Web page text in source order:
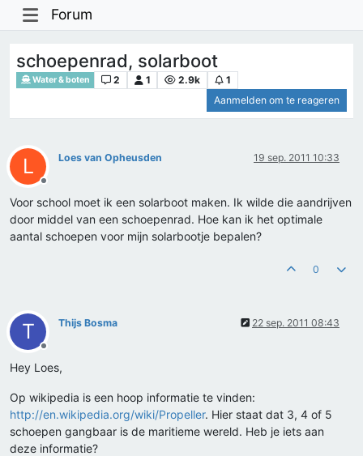
Forum
schoepenrad, solarboot
Water & boten 2 1 2.9k
1
Aanmelden om te reageren
L
Offline
Loes van Opheusden 19 sep. 2011 10:33
Voor school moet ik een solarboot maken. Ik wilde die aandrijven
door middel van een schoepenrad. Hoe kan ik het optimale
aantal schoepen voor mijn solarbootje bepalen?
0
T
Offline
Thijs Bosma 22 sep. 2011 08:43
Hey Loes,
Op wikipedia is een hoop informatie te vinden:
http://en.wikipedia.org/wiki/Propeller. Hier staat dat 3, 4 of 5
schoepen gangbaar is de maritieme wereld. Heb je iets aan
deze informatie?